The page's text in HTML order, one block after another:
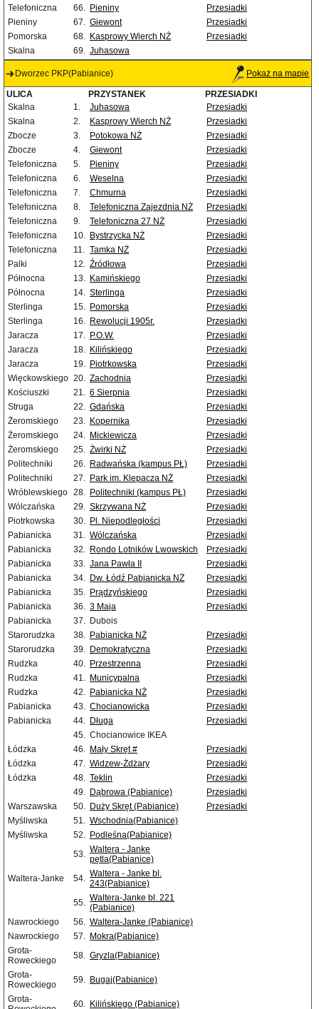
Telefoniczna
66. Pieniny
Przesiadki
Pieniny
67. Giewont
Przesiadki
Pomorska
68. Kasprowy Wierch NŻ
Przesiadki
Skalna
69. Juhasowa
Dworzec PKP(Pabianice) Pokaż na mapie
ULICA PRZYSTANEK
PRZESIADKI
Skalna
1. Juhasowa
Przesiadki
Skalna
2. Kasprowy Wierch NŻ
Przesiadki
Zbocze
3. Potokowa NŻ
Przesiadki
Zbocze
4. Giewont
Przesiadki
Telefoniczna
5. Pieniny
Przesiadki
Telefoniczna
6. Weselna
Przesiadki
Telefoniczna
7. Chmurna
Przesiadki
Telefoniczna
8. Telefoniczna Zajezdnia NŻ
Przesiadki
Telefoniczna
9. Telefoniczna 27 NŻ
Przesiadki
Telefoniczna
10. Bystrzycka NŻ
Przesiadki
Telefoniczna
11. Tamka NŻ
Przesiadki
Palki
12. Źródłowa
Przesiadki
Północna
13. Kamińskiego
Przesiadki
Północna
14. Sterlinga
Przesiadki
Sterlinga
15. Pomorska
Przesiadki
Sterlinga
16. Rewolucji 1905r.
Przesiadki
Jaracza
17. P.O.W.
Przesiadki
Jaracza
18. Kilińskiego
Przesiadki
Jaracza
19. Piotrkowska
Przesiadki
Więckowskiego 20. Zachodnia
Przesiadki
Kościuszki
21. 6 Sierpnia
Przesiadki
Struga
22. Gdańska
Przesiadki
Żeromskiego
23. Kopernika
Przesiadki
Żeromskiego
24. Mickiewicza
Przesiadki
Żeromskiego
25. Żwirki NŻ
Przesiadki
Politechniki
26. Radwańska (kampus PŁ)
Przesiadki
Politechniki
27. Park im. Klepacza NŻ
Przesiadki
Wróblewskiego 28. Politechniki (kampus PŁ)
Przesiadki
Wólczańska
29. Skrzywana NŻ
Przesiadki
Piotrkowska
30. Pl. Niepodległości
Przesiadki
Pabianicka
31. Wólczańska
Przesiadki
Pabianicka
32. Rondo Lotników Lwowskich
Przesiadki
Pabianicka
33. Jana Pawła II
Przesiadki
Pabianicka
34. Dw. Łódź Pabianicka NŻ
Przesiadki
Pabianicka
35. Prądzyńskiego
Przesiadki
Pabianicka
36. 3 Maja
Przesiadki
Pabianicka
37. Dubois
Starorudzka
38. Pabianicka NŻ
Przesiadki
Starorudzka
39. Demokratyczna
Przesiadki
Rudzka
40. Przestrzenna
Przesiadki
Rudzka
41. Municypalna
Przesiadki
Rudzka
42. Pabianicka NŻ
Przesiadki
Pabianicka
43. Chocianowicka
Przesiadki
Pabianicka
44. Długa
Przesiadki
45. Chocianowice IKEA
Łódzka
46. Mały Skręt #
Przesiadki
Łódzka
47. Widzew-Żdżary
Przesiadki
Łódzka
48. Teklin
Przesiadki
49. Dąbrowa (Pabianice)
Przesiadki
Warszawska
50. Duży Skręt (Pabianice)
Przesiadki
Myśliwska
51. Wschodnia(Pabianice)
Myśliwska
52. Podleśna(Pabianice)
53. Waltera - Janke
pętla(Pabianice)
Waltera-Janke
54. Waltera - Janke bl.
243(Pabianice)
55. Waltera-Janke bl. 221
(Pabianice)
Nawrockiego
56. Waltera-Janke (Pabianice)
Nawrockiego
57. Mokra(Pabianice)
Grota-
Roweckiego
58. Gryzla(Pabianice)
Grota-
Roweckiego
59. Bugaj(Pabianice)
Grota-
60. Kilińskiego (Pabianice)